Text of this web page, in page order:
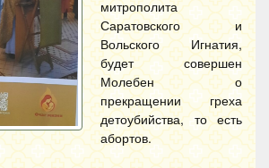
митрополита
Саратовского и
Вольского Игнатия,
будет совершен
Молебен о
прекращении греха
детоубийства, то есть
абортов.